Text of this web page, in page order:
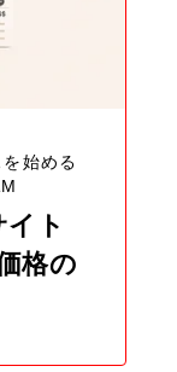
始める
ト
格の